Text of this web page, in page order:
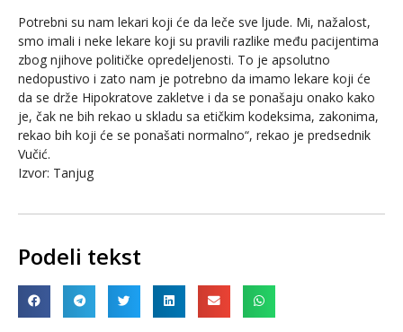
Potrebni su nam lekari koji će da leče sve ljude. Mi, nažalost,
smo imali i neke lekare koji su pravili razlike među pacijentima
zbog njihove političke opredeljenosti. To je apsolutno
nedopustivo i zato nam je potrebno da imamo lekare koji će
da se drže Hipokratove zakletve i da se ponašaju onako kako
je, čak ne bih rekao u skladu sa etičkim kodeksima, zakonima,
rekao bih koji će se ponašati normalno“, rekao je predsednik
Vučić.
Izvor: Tanjug
Podeli tekst